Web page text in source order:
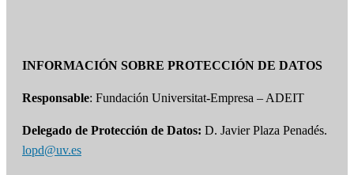
INFORMACIÓN SOBRE PROTECCIÓN DE DATOS
Responsable: Fundación Universitat-Empresa – ADEIT
Delegado de Protección de Datos: D. Javier Plaza Penadés.
lopd@uv.es